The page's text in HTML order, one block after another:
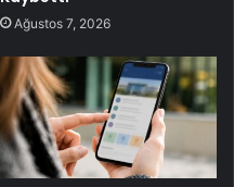
Ağustos 7, 2026